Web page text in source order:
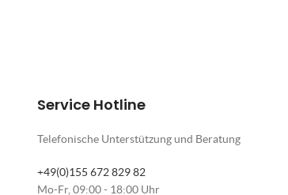
Service Hotline
Telefonische Unterstützung und Beratung
+49(0)155 672 829 82
Mo-Fr, 09:00 - 18:00 Uhr